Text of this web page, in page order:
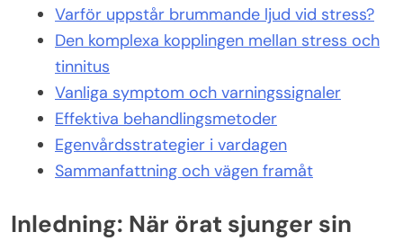
Varför uppstår brummande ljud vid stress?
Den komplexa kopplingen mellan stress och
tinnitus
Vanliga symptom och varningssignaler
Effektiva behandlingsmetoder
Egenvårdsstrategier i vardagen
Sammanfattning och vägen framåt
Inledning: När örat sjunger sin